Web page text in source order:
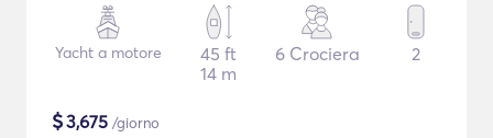
Yacht a motore
45 ft
14 m
6 Crociera 2
$3,675 /giorno